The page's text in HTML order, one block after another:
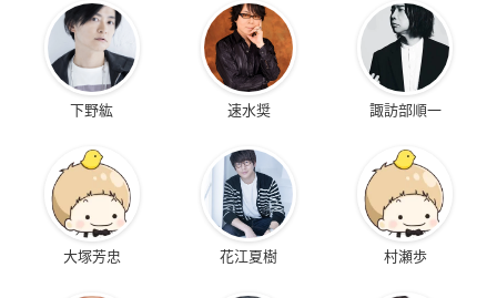
下野紘 速水奨 諏訪部順一
大塚芳忠 花江夏樹 村瀬歩